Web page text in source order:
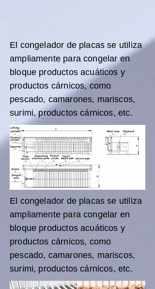
El congelador de placas se utiliza
ampliamente para congelar en
bloque productos acuáticos y
productos cárnicos, como
pescado, camarones, mariscos,
surimi, productos cárnicos, etc.
El congelador de placas se utiliza
ampliamente para congelar en
bloque productos acuáticos y
productos cárnicos, como
pescado, camarones, mariscos,
surimi, productos cárnicos, etc.